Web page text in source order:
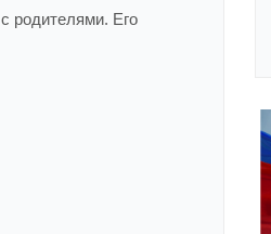
родителями. Его